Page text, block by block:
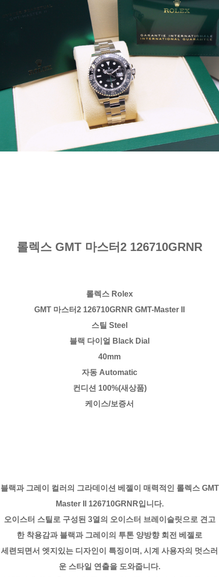
롤렉스 GMT 마스터2 126710GRNR
롤렉스 Rolex
GMT 마스터2 126710GRNR GMT-Master II
스틸 Steel
블랙 다이얼 Black Dial
40mm
자동 Automatic
컨디션 100%(새상품)
케이스/보증서
블랙과 그레이 컬러의 그라데이션 베젤이 매력적인 롤렉스 GMT
Master II 126710GRNR입니다.
오이스터 스틸로 구성된 3열의 오이스터 브레이슬릿으로 견고
한 착용감과 블랙과 그레이의 투톤 양방향 회전 베젤로
세련되면서 엣지있는 디자인이 특징이며, 시계 사용자의 멋스러
운 스타일 연출을 도와줍니다.